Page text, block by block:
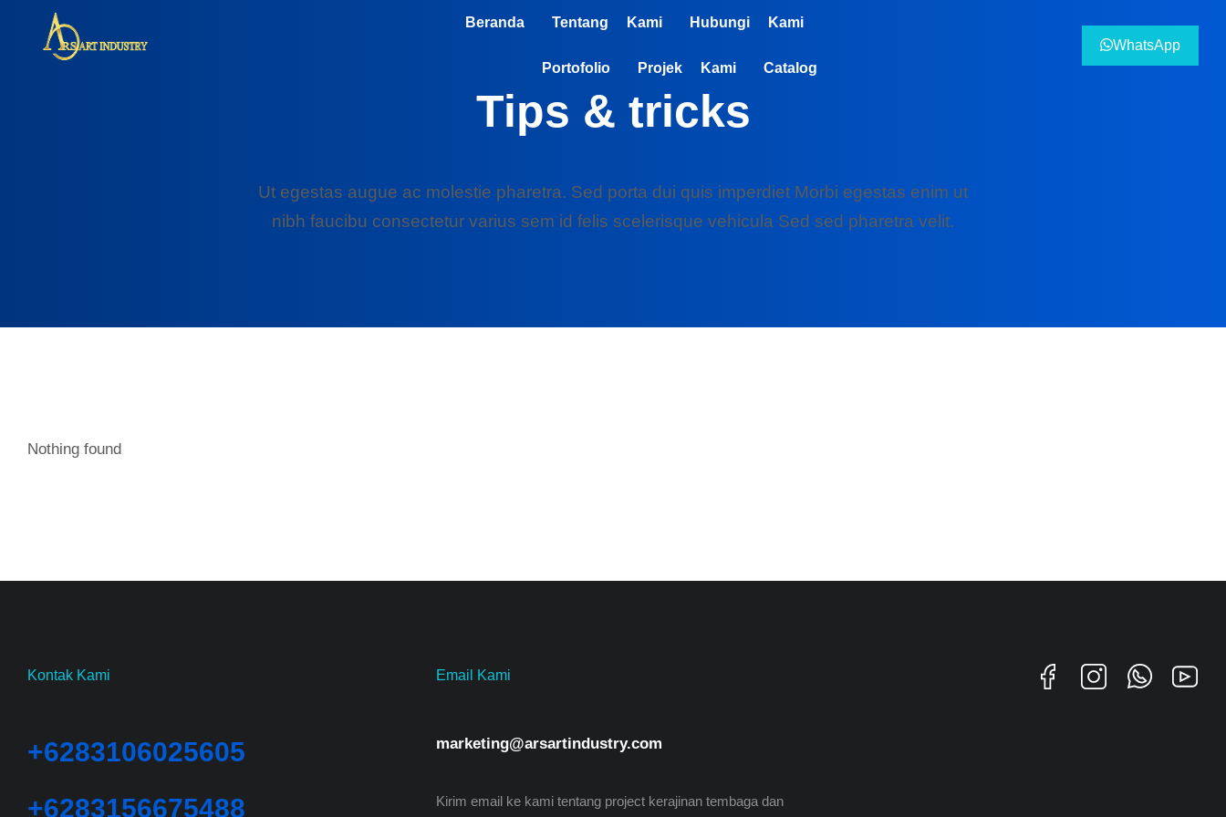
Beranda Tentang Kami Hubungi Kami
Portofolio Projek Kami Catalog
WhatsApp
Tips & tricks
Ut egestas augue ac molestie pharetra. Sed porta dui quis imperdiet Morbi egestas enim ut
nibh faucibu consectetur varius sem id felis scelerisque vehicula Sed sed pharetra velit.
Nothing found
Kontak Kami
+6283106025605
+6283156675488
Email Kami
marketing@arsartindustry.com
Kirim email ke kami tentang project kerajinan tembaga dan